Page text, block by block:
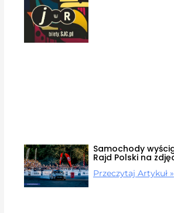
Samochody
Rajd Polski na
Przeczytaj Artykuł »